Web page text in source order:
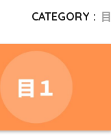
CATEGORY : 目